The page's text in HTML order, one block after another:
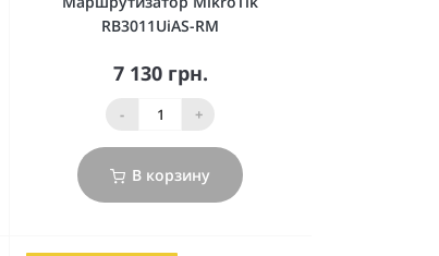
RB3011UiAS-RM
7 130 грн.
- +
В корзину